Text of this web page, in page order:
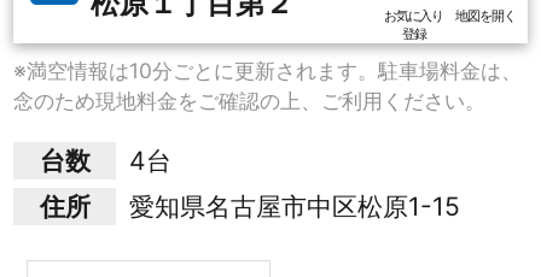
お気に入り
登録
地図を開く
※満空情報は10分ごとに更新されます。駐車場料金は、
念のため現地料金をご確認の上、ご利用ください。
台数
4台
住所
愛知県名古屋市中区松原1-15